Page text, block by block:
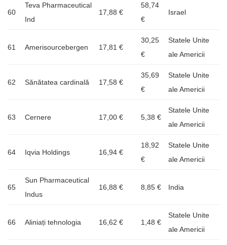
60
Teva Pharmaceutical
Ind
17,88 €
58,74
€
Israel
61 Amerisourcebergen 17,81 €
30,25
€
Statele Unite
ale Americii
62 Sănătatea cardinală 17,58 €
35,69
€
Statele Unite
ale Americii
63 Cernere 17,00 € 5,38 €
Statele Unite
ale Americii
64 Iqvia Holdings 16,94 €
18,92
€
Statele Unite
ale Americii
65
Sun Pharmaceutical
Indus
16,88 € 8,85 € India
66 Aliniați tehnologia 16,62 € 1,48 €
Statele Unite
ale Americii